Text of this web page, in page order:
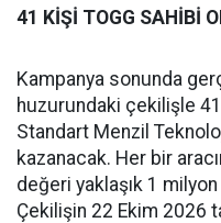
41 KİŞİ TOGG SAHİBİ
Kampanya sonunda
huzurundaki çekilişle
Standart Menzil
kazanacak. Her bir
değeri yaklaşık 1
Çekilişin 22 Ekim 2026